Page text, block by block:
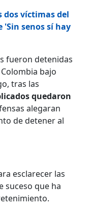
dos víctimas del
senos sí hay
fueron detenidas
bajo
tras las
quedaron
alegaran
de detener al
esclarecer las
suceso que ha